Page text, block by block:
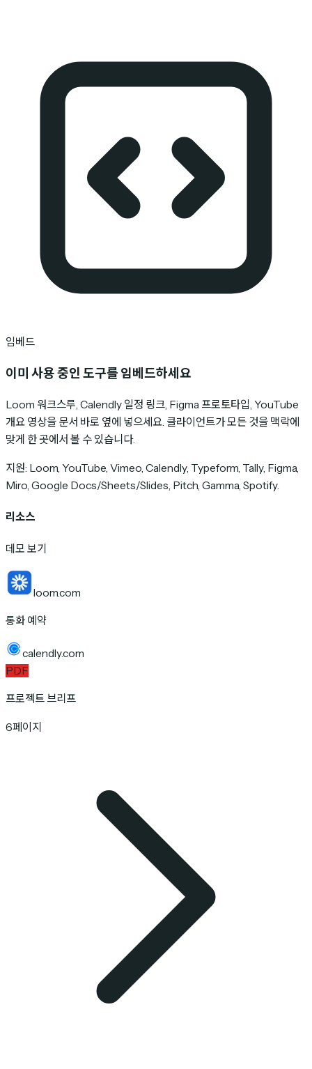
임베드
이미 사용 중인 도구를 임베드하세요
Loom 워크스루, Calendly 일정 링크, Figma 프로토타입, YouTube
개요 영상을 문서 바로 옆에 넣으세요. 클라이언트가 모든 것을 맥락에
맞게 한 곳에서 볼 수 있습니다.
지원: Loom, YouTube, Vimeo, Calendly, Typeform, Tally, Figma,
Miro, Google Docs/Sheets/Slides, Pitch, Gamma, Spotify.
리소스
데모 보기
loom.com
통화 예약
calendly.com
PDF
프로젝트 브리프
6페이지